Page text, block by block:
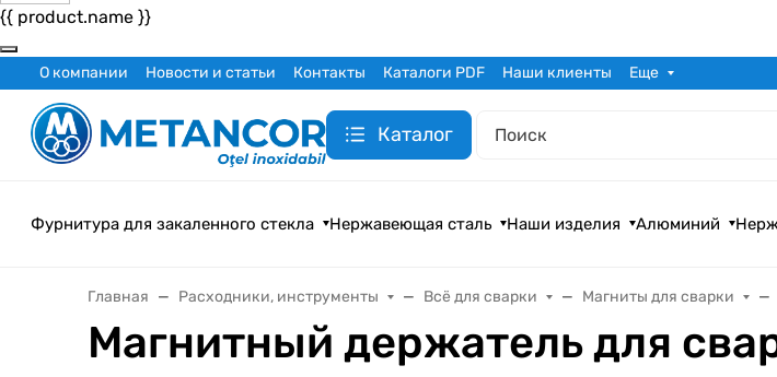
{{ product.name }}
О компании Новости и статьи Контакты Каталоги PDF Наши клиенты Еще
Каталог
Фурнитура для закаленного стекла Нержавеющая сталь Наши изделия Алюминий
Главная Расходники, инструменты Всё для сварки Магниты для сварки
Магнитный держатель для